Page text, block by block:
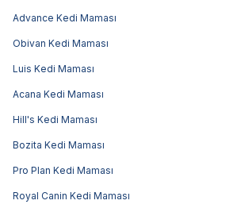
Advance Kedi Maması
Obivan Kedi Maması
Luis Kedi Maması
Acana Kedi Maması
Hill's Kedi Maması
Bozita Kedi Maması
Pro Plan Kedi Maması
Royal Canin Kedi Maması